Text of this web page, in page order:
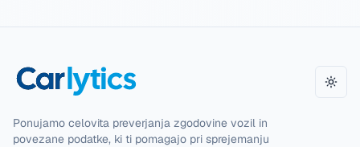
Ponujamo celovita preverjanja zgodovine vozil in
povezane podatke, ki ti pomagajo pri sprejemanju